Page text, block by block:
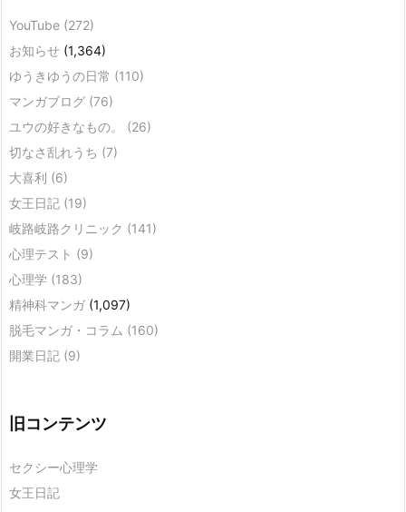
YouTube (272)
お知らせ (1,364)
ゆうきゆうの日常 (110)
マンガブログ (76)
ユウの好きなもの。 (26)
切なさ乱れうち (7)
大喜利 (6)
女王日記 (19)
岐路岐路クリニック (141)
心理テスト (9)
心理学 (183)
精神科マンガ (1,097)
脱毛マンガ・コラム (160)
開業日記 (9)
旧コンテンツ
セクシー心理学
女王日記